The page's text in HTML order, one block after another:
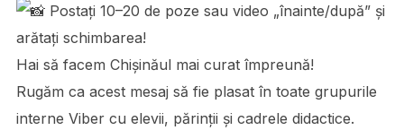
Postați 10–20 de poze sau video „înainte/după” și
arătați schimbarea!
Hai să facem Chișinăul mai curat împreună!
Rugăm ca acest mesaj să fie plasat în toate grupurile
interne Viber cu elevii, părinții și cadrele didactice.